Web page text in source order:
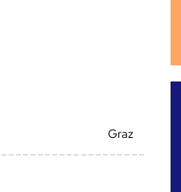
Graz